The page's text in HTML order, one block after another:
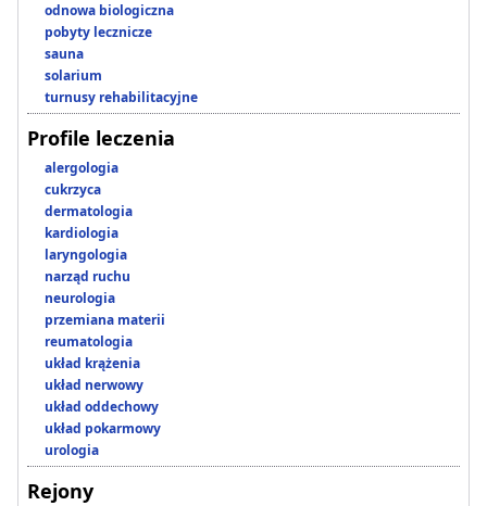
odnowa biologiczna
pobyty lecznicze
sauna
solarium
turnusy rehabilitacyjne
Profile leczenia
alergologia
cukrzyca
dermatologia
kardiologia
laryngologia
narząd ruchu
neurologia
przemiana materii
reumatologia
układ krążenia
układ nerwowy
układ oddechowy
układ pokarmowy
urologia
Rejony